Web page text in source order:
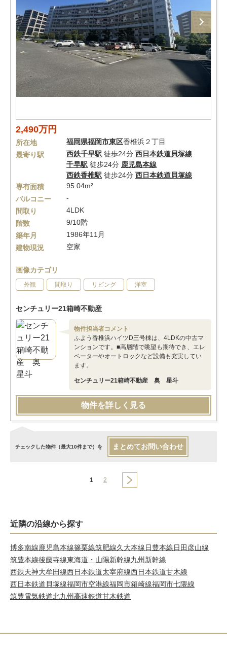
2,490万円
所在地 福岡県福岡市東区香椎浜２丁目
最寄り駅
西鉄千早駅 徒歩24分 西日本鉄道貝塚線
千早駅 徒歩24分 鹿児島本線
西鉄香椎駅 徒歩24分 西日本鉄道貝塚線
専有面積
95.04m²
バルコニー
-
間取り
4LDK
階数
9/10階
築年月
1986年11月
建物現況
空家
画像カテゴリ
外観 間取り リビング 洋室
センチュリー21箱崎不動産
物件担当者コメント
ふよう香椎浜ハイツD三号棟は、4LDKの中古マ
ンションです。■高層階で眺望も期待でき、エレ
ベーターやオートロックなど設備も充実してい
ます。
センチュリー21箱崎不動産 奥 星斗
物件を詳しく見る
チェックした物件（最大10件まで）を まとめてお問い合わせ
1 2
近隣の沿線から探す
博多南線鹿児島本線篠栗線筑肥線久大本線日豊本線日田彦山線
筑豊本線後藤寺線東海道・山陽新幹線九州新幹線
西鉄天神大牟田線西日本鉄道太宰府線西日本鉄道甘木線
西日本鉄道貝塚線福岡市空港線福岡市箱崎線福岡市七隈線
筑豊電気鉄道北九州高速鉄道甘木鉄道